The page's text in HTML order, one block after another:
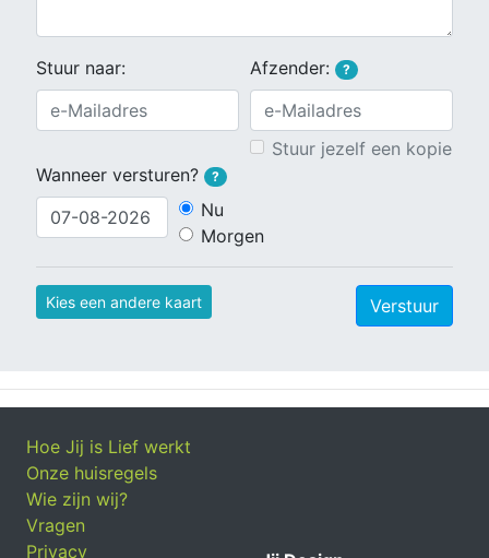
Stuur naar: Afzender: ?
Stuur jezelf een kopie
Wanneer versturen?
?
Nu
Morgen
Kies een andere kaart Verstuur
Hoe Jij is Lief werkt
Onze huisregels
Wie zijn wij?
Vragen
Privacy